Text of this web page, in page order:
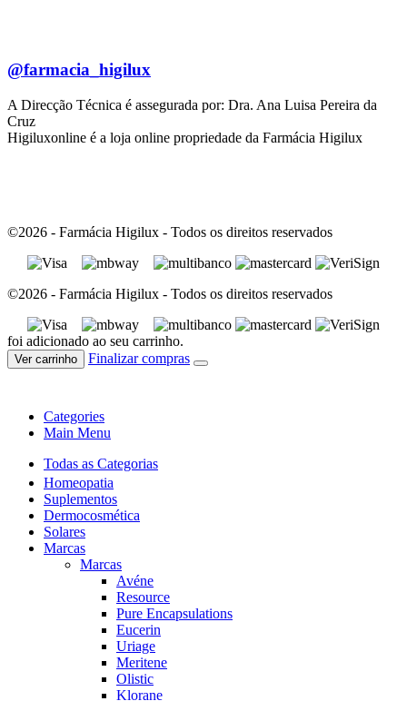
@farmacia_higilux
A Direcção Técnica é assegurada por: Dra. Ana Luisa Pereira da
Cruz
Higiluxonline é a loja online propriedade da Farmácia Higilux
©2026 - Farmácia Higilux - Todos os direitos reservados
©2026 - Farmácia Higilux - Todos os direitos reservados
foi adicionado ao seu carrinho.
Ver carrinho Finalizar compras
Categories
Main Menu
Todas as Categorias
Homeopatia
Suplementos
Dermocosmética
Solares
Marcas
Marcas
Avéne
Resource
Pure Encapsulations
Eucerin
Uriage
Meritene
Olistic
Klorane